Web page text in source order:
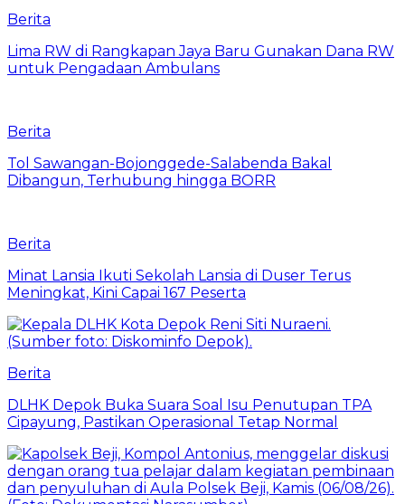
Berita
Lima RW di Rangkapan Jaya Baru Gunakan Dana RW
untuk Pengadaan Ambulans
Berita
Tol Sawangan-Bojonggede-Salabenda Bakal
Dibangun, Terhubung hingga BORR
Berita
Minat Lansia Ikuti Sekolah Lansia di Duser Terus
Meningkat, Kini Capai 167 Peserta
Berita
DLHK Depok Buka Suara Soal Isu Penutupan TPA
Cipayung, Pastikan Operasional Tetap Normal